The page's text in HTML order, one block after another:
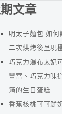
文章
明太子麵包 如
二次烘烤後呈現
巧克力瀑布太妃
豐富、巧克力味
筠的生日蛋糕
香蕉核桃可可鮮